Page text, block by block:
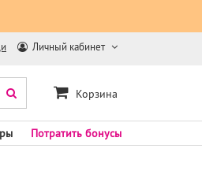
Личный кабинет
Корзина
Потратить бонусы